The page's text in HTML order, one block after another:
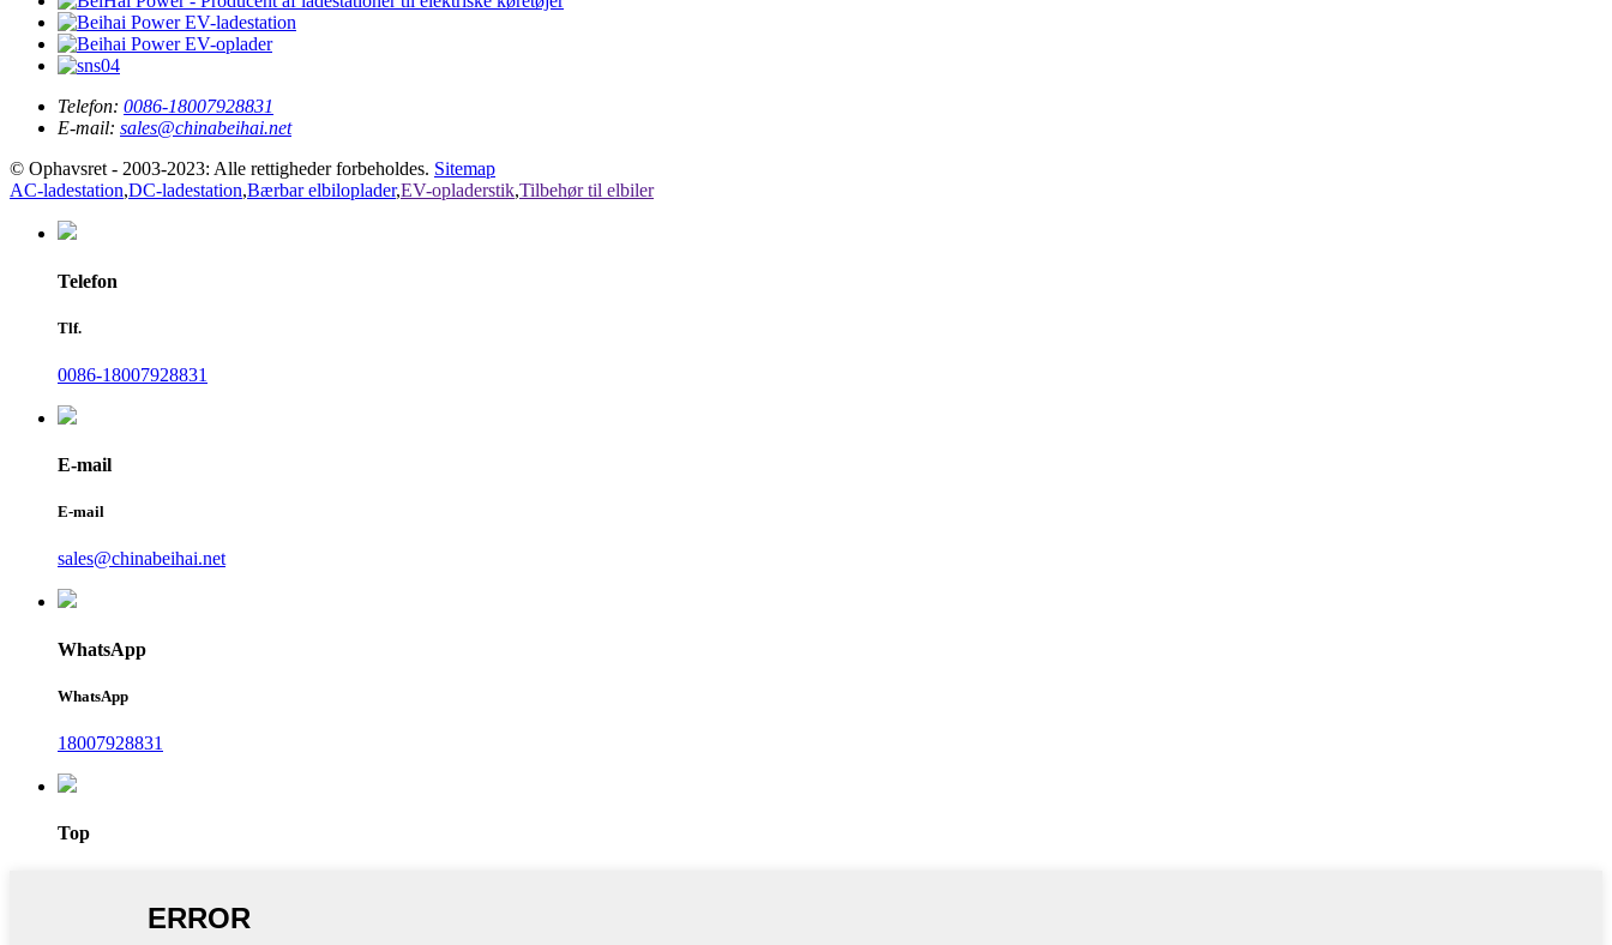
Telefon: 0086-18007928831
E-mail: sales@chinabeihai.net
© Ophavsret - 2003-2023: Alle rettigheder forbeholdes. Sitemap
AC-ladestation,DC-ladestation,Bærbar elbiloplader,EV-opladerstik,Tilbehør til elbiler
Telefon
Tlf.
0086-18007928831
E-mail
E-mail
sales@chinabeihai.net
WhatsApp
WhatsApp
18007928831
Top